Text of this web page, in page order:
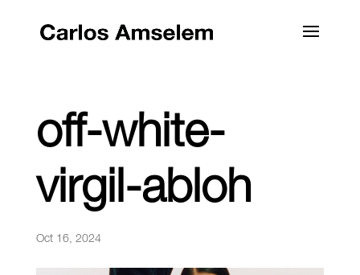
off-white-
virgil-abloh
Oct 16, 2024